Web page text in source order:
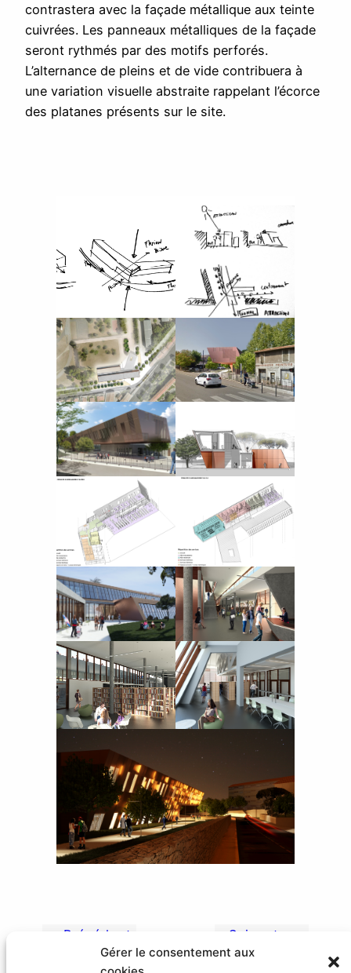
Gérer le consentement aux
contrastera avec la façade métallique aux teinte
cuivrées. Les panneaux métalliques de la façade
seront rythmés par des motifs perforés.
L’alternance de pleins et de vide contribuera à
une variation visuelle abstraite rappelant l’écorce
des platanes présents sur le site.
Précédent Suivant